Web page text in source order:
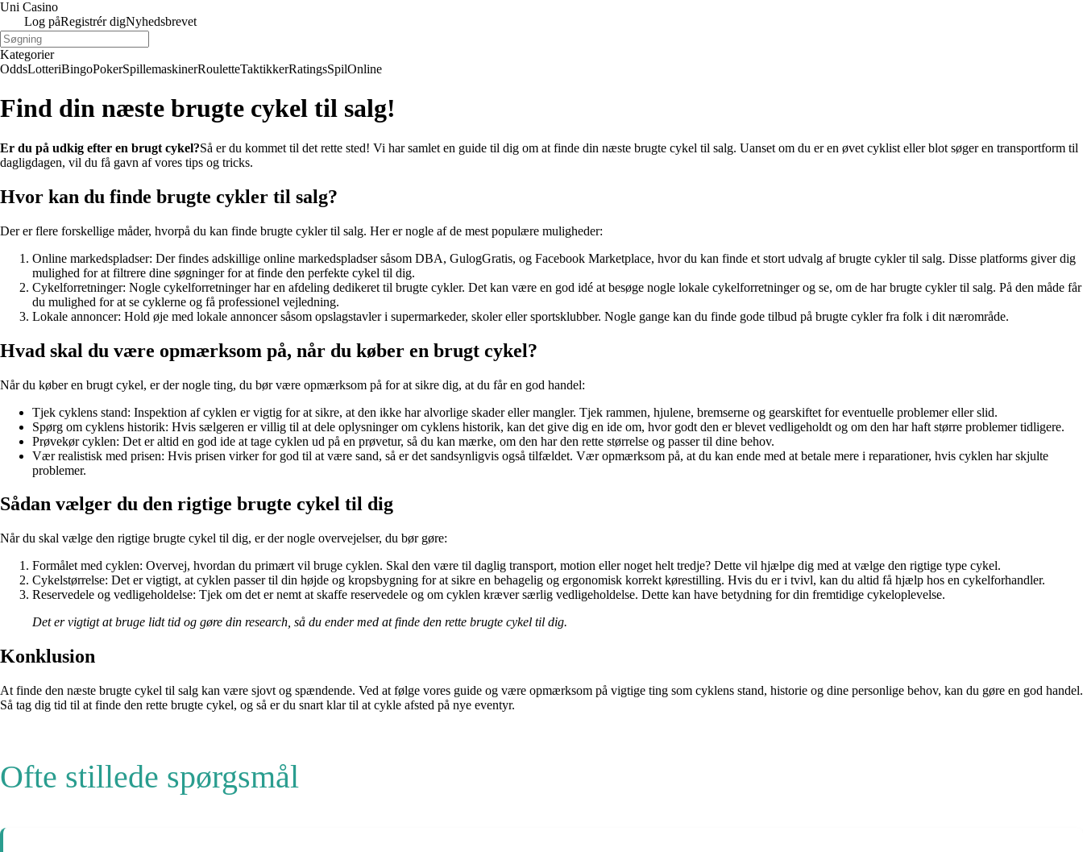
Uni Casino
Log påRegistrér digNyhedsbrevet
Kategorier
OddsLotteriBingoPokerSpillemaskinerRouletteTaktikkerRatingsSpilOnline
Find din næste brugte cykel til salg!
Er du på udkig efter en brugt cykel?Så er du kommet til det rette sted! Vi har samlet en guide til dig om at finde din næste brugte cykel til salg. Uanset om du er en øvet cyklist eller blot søger en transportform til
dagligdagen, vil du få gavn af vores tips og tricks.
Hvor kan du finde brugte cykler til salg?
Der er flere forskellige måder, hvorpå du kan finde brugte cykler til salg. Her er nogle af de mest populære muligheder:
Online markedspladser: Der findes adskillige online markedspladser såsom DBA, GulogGratis, og Facebook Marketplace, hvor du kan finde et stort udvalg af brugte cykler til salg. Disse platforms giver dig
mulighed for at filtrere dine søgninger for at finde den perfekte cykel til dig.
Cykelforretninger: Nogle cykelforretninger har en afdeling dedikeret til brugte cykler. Det kan være en god idé at besøge nogle lokale cykelforretninger og se, om de har brugte cykler til salg. På den måde får
du mulighed for at se cyklerne og få professionel vejledning.
Lokale annoncer: Hold øje med lokale annoncer såsom opslagstavler i supermarkeder, skoler eller sportsklubber. Nogle gange kan du finde gode tilbud på brugte cykler fra folk i dit nærområde.
Hvad skal du være opmærksom på, når du køber en brugt cykel?
Når du køber en brugt cykel, er der nogle ting, du bør være opmærksom på for at sikre dig, at du får en god handel:
Tjek cyklens stand: Inspektion af cyklen er vigtig for at sikre, at den ikke har alvorlige skader eller mangler. Tjek rammen, hjulene, bremserne og gearskiftet for eventuelle problemer eller slid.
Spørg om cyklens historik: Hvis sælgeren er villig til at dele oplysninger om cyklens historik, kan det give dig en ide om, hvor godt den er blevet vedligeholdt og om den har haft større problemer tidligere.
Prøvekør cyklen: Det er altid en god ide at tage cyklen ud på en prøvetur, så du kan mærke, om den har den rette størrelse og passer til dine behov.
Vær realistisk med prisen: Hvis prisen virker for god til at være sand, så er det sandsynligvis også tilfældet. Vær opmærksom på, at du kan ende med at betale mere i reparationer, hvis cyklen har skjulte
problemer.
Sådan vælger du den rigtige brugte cykel til dig
Når du skal vælge den rigtige brugte cykel til dig, er der nogle overvejelser, du bør gøre:
Formålet med cyklen: Overvej, hvordan du primært vil bruge cyklen. Skal den være til daglig transport, motion eller noget helt tredje? Dette vil hjælpe dig med at vælge den rigtige type cykel.
Cykelstørrelse: Det er vigtigt, at cyklen passer til din højde og kropsbygning for at sikre en behagelig og ergonomisk korrekt kørestilling. Hvis du er i tvivl, kan du altid få hjælp hos en cykelforhandler.
Reservedele og vedligeholdelse: Tjek om det er nemt at skaffe reservedele og om cyklen kræver særlig vedligeholdelse. Dette kan have betydning for din fremtidige cykeloplevelse.
Det er vigtigt at bruge lidt tid og gøre din research, så du ender med at finde den rette brugte cykel til dig.
Konklusion
At finde den næste brugte cykel til salg kan være sjovt og spændende. Ved at følge vores guide og være opmærksom på vigtige ting som cyklens stand, historie og dine personlige behov, kan du gøre en god handel.
Så tag dig tid til at finde den rette brugte cykel, og så er du snart klar til at cykle afsted på nye eventyr.
Ofte stillede spørgsmål